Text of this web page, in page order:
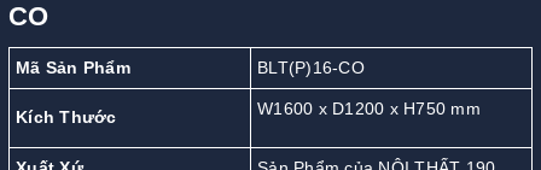
CO
Mã Sản Phẩm BLT(P)16-CO
Kích Thước W1600 x D1200 x H750 mm